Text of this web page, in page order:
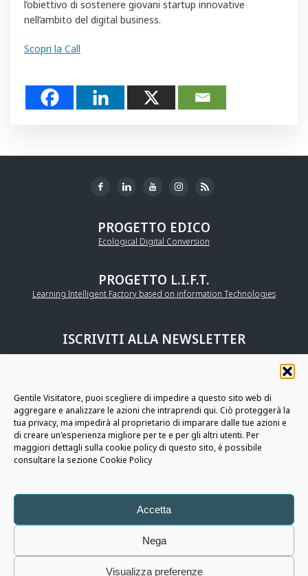
Gentile Visitatore, puoi scegliere di impedire a questo sito web di
aggregare e analizzare le azioni che intraprendi qui. Ciò proteggerà la
tua privacy, ma impedirà al proprietario di imparare dalle tue azioni e
di creare un'esperienza migliore per te e per gli altri utenti. Per
maggiori dettagli sulla cookie policy di questo sito, è possibile
consultare la sezione Cookie Policy
Accetta
Nega
Visualizza preferenze
l’obiettivo di sostenere giovani startup innovative
nell’ambito del digital business.
Scopri la Call
PROGETTO EDICO
Ecological Digital Conversion
PROGETTO L.I.F.T.
Learning Intelligent Factory based on information Technologies
ISCRIVITI ALLA NEWSLETTER
RESTIAMO IN CONTATTO
Social Media Policy
Modello di Organizzazione, Gestione e Controllo ex D.LGS. 8 GIUGNO 2001 N.
|